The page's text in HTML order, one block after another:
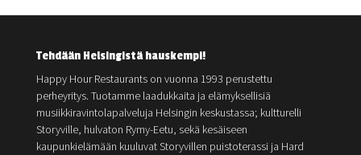
Tehdään Helsingistä hauskempi!
Happy Hour Restaurants on vuonna 1993 perustettu
perheyritys. Tuotamme laadukkaita ja elämyksellisiä
musiikkiravintolapalveluja Helsingin keskustassa; kultturelli
Storyville, hulvaton Rymy-Eetu, sekä kesäiseen
kaupunkielämään kuuluvat Storyvillen puistoterassi ja Hard